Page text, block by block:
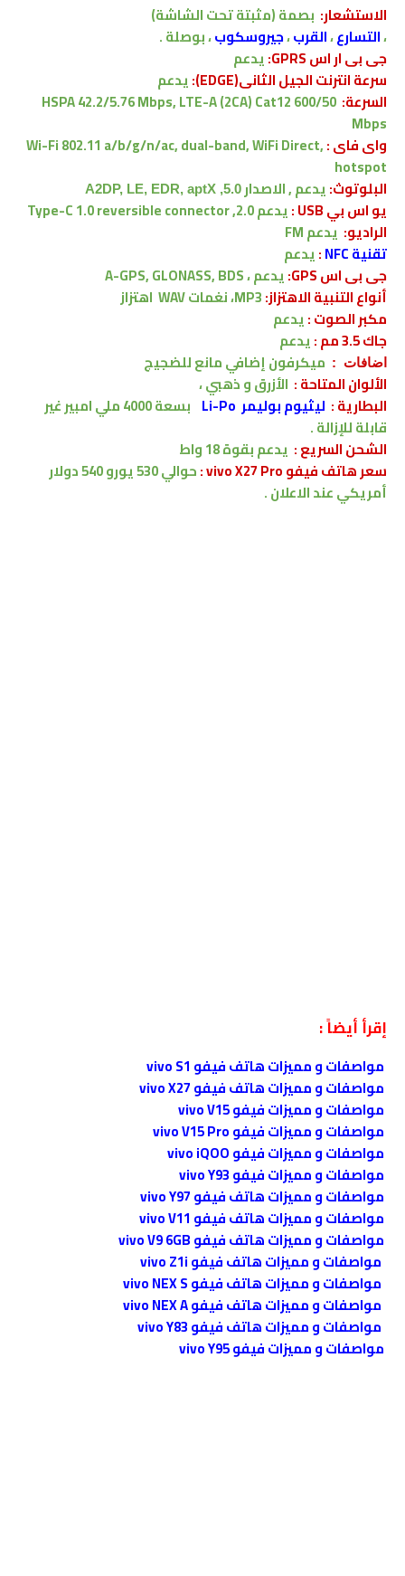
الاستشعار: بصمة (مثبتة تحت الشاشة)
،التسارع،القرب،جيروسكوب، بوصلة .
جى بى ار اس GPRS:
يدعم
سرعة انترنت الجيل الثانى(EDGE):
يدعم
السرعة: HSPA 42.2/5.76 Mbps, LTE-A (2CA) Cat12 600/50
Mbps
واى فاى :Wi-Fi 802.11 a/b/g/n/ac, dual-band, WiFi Direct,
hotspot
البلوتوث:يدعم , الاصدار 5.0, A2DP, LE, EDR, aptX
يو اس بي USB : يدعم2.0, Type-C 1.0 reversible connector
الراديو: يدعم FM
تقنية NFC
:يدعم
جى بى اس GPS:
يدعم ،A-GPS, GLONASS, BDS
أنواع التنبية الاهتزاز:
اهتزاز
مكبر الصوت :يدعم
جاك 3.5 مم :
يدعم
اضافات : ميكرفون إضافي مانع للضجيج
الألوان المتاحة : الأزرق و ذهبي ،
البطارية: ليثيوم بوليمر Li-Po بسعة4000ملي امبيرغير
قابلة للإزالة .
الشحن السريع : يدعمبقوة 18 واط
سعر هاتف فيفو vivo X27 Pro :
حوالي 530 يورو
540 دولار
أمريكيعند الاعلان .
إقرأ أيضاً :
مواصفات و مميزات هاتف فيفو vivo S1
مواصفات و مميزات هاتف فيفو vivo X27
مواصفات و مميزات فيفو vivo V15
مواصفات و مميزات فيفو vivo V15 Pro
مواصفات و مميزات فيفو vivo iQOO
مواصفات و مميزات فيفو vivo Y93
مواصفات و مميزات هاتف فيفو vivo Y97
مواصفات و مميزات هاتف فيفو vivo V11
مواصفات و مميزات هاتف فيفو vivo V9 6GB
مواصفات و مميزات هاتف فيفو vivo Z1i
مواصفات و مميزات هاتف فيفو vivo NEX S
مواصفات و مميزات هاتف فيفو vivo NEX A
مواصفات و مميزات هاتف فيفو vivo Y83
مواصفات و مميزات فيفو vivo Y95